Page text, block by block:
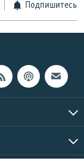
Подпишитесь